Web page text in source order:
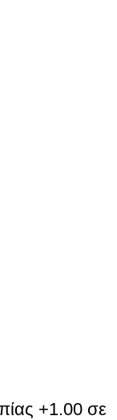
+1.00 σε